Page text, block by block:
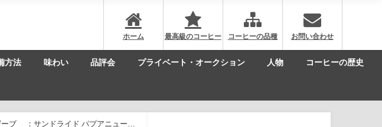
ホーム 最高級のコーヒー コーヒーの品種 お問い合わせ
方法 味わい 品評会 プライベート・オークション 人物 コーヒーの歴史
ブ® ：サンドライド パプアニューギ